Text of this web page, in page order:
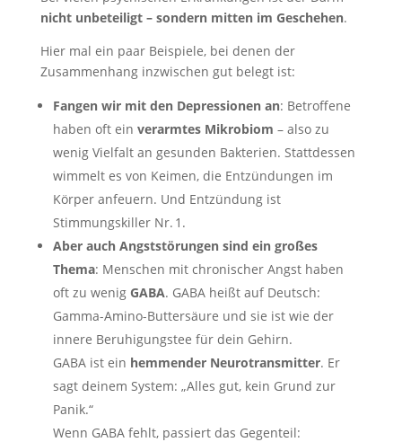
nicht unbeteiligt – sondern mitten im Geschehen.
Hier mal ein paar Beispiele, bei denen der
Zusammenhang inzwischen gut belegt ist:
Fangen wir mit den Depressionen an: Betroffene
haben oft ein verarmtes Mikrobiom – also zu
wenig Vielfalt an gesunden Bakterien. Stattdessen
wimmelt es von Keimen, die Entzündungen im
Körper anfeuern. Und Entzündung ist
Stimmungskiller Nr. 1.
Aber auch Angststörungen sind ein großes
Thema: Menschen mit chronischer Angst haben
oft zu wenig GABA. GABA heißt auf Deutsch:
Gamma-Amino-Buttersäure und sie ist wie der
innere Beruhigungstee für dein Gehirn.
GABA ist ein hemmender Neurotransmitter. Er
sagt deinem System: „Alles gut, kein Grund zur
Panik.“
Wenn GABA fehlt, passiert das Gegenteil: